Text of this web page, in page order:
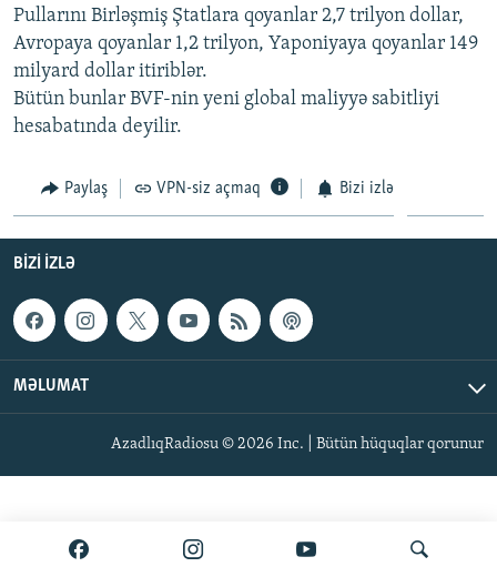
VIDEO
FOTOQALEREYA
İNFOQRAFIKA
RADIO ARXIV
OXU ZALI
AZƏRBAYCAN ƏDƏBIYYATI KITABXANASI
İSLAM VƏ DEMOKRATIYA
İZ - MƏDƏNIYYƏT PROQRAMI
HAQQIMIZDA
MISSIYAMIZ
PEŞƏ ETIKASI VƏ JURNALISTIKA STANDARTLARIMIZ
MATERIALLARIMIZDAN ISTIFADƏ
AZADLIQRADIOSU MOBIL TELEFONUNUZDA
BIZIMLƏ ƏLAQƏ
XƏBƏR BÜLLETENLƏRIMIZ
BIZI IZLƏ
Pullarını Birləşmiş Ştatlara qoyanlar 2,7 trilyon dollar,
Avropaya qoyanlar 1,2 trilyon, Yaponiyaya qoyanlar 149
milyard dollar itiriblər.
Bütün bunlar BVF-nin yeni global maliyyə sabitliyi
hesabatında deyilir.
Paylaş VPN-siz açmaq Bizi izlə
BIZI IZLƏ
MƏLUMAT
AzadlıqRadiosu © 2026 Inc. | Bütün hüquqlar qorunur